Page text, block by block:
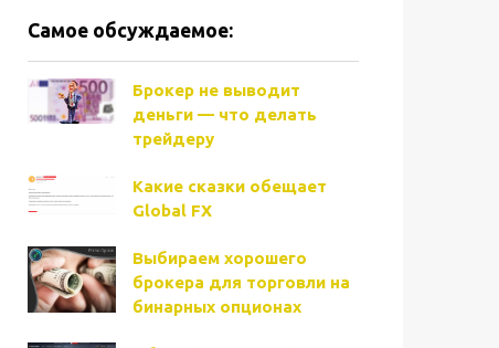
Самое обсуждаемое:
Брокер не выводит
деньги — что делать
трейдеру
Какие сказки обещает
Global FX
Выбираем хорошего
брокера для торговли на
бинарных опционах